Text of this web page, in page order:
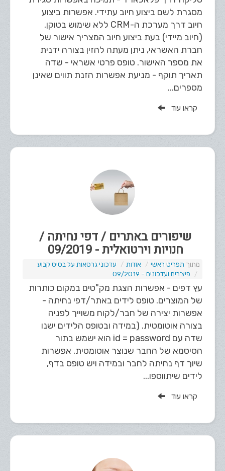
מסגרת לשם ביצוע חיוב עתידי. אפשרות ביצוע
חיוב דרך מערכת ה-CRM ללא שימוש בטוקן.
(חיוב מיידי) בעת ביצוע חיוב המצריך אישור של
חברת האשראי, ניתן מעתה להזין בצורה ידנית
את מספר האישור. טופס פרטי אשראי - שדה
תאריך תוקף - מניעת אפשרות הזנת תווים שאינן
מספרים...
קראו עוד
שיפורים באתרים / דפי נחיתה /
חנויות וירטואלית - 09/2019
תפריט ראשי אודות
עדכוני גרסאות על בסיס קבוע
פיצ'רים ועדכונים - 09/2019
עץ דפים - אפשרות הצגת מק"טים במקום כותרות
של המוצרים. טופס לידים באתר/דפי נחיתה -
אפשרות יצירה של חבר/לקוח משוייך לפניה
בצורה אוטומטית. (במידה ובטופס הלידים ישנו
שדה עם id = password הוא ישמש בתור
הסיסמא של החבר שנוצר אוטומטית. אפשרות
שיוך דף נחיתה לחבר ובמידה ויש טופס בדף,
לידים שיתווספו...
קראו עוד